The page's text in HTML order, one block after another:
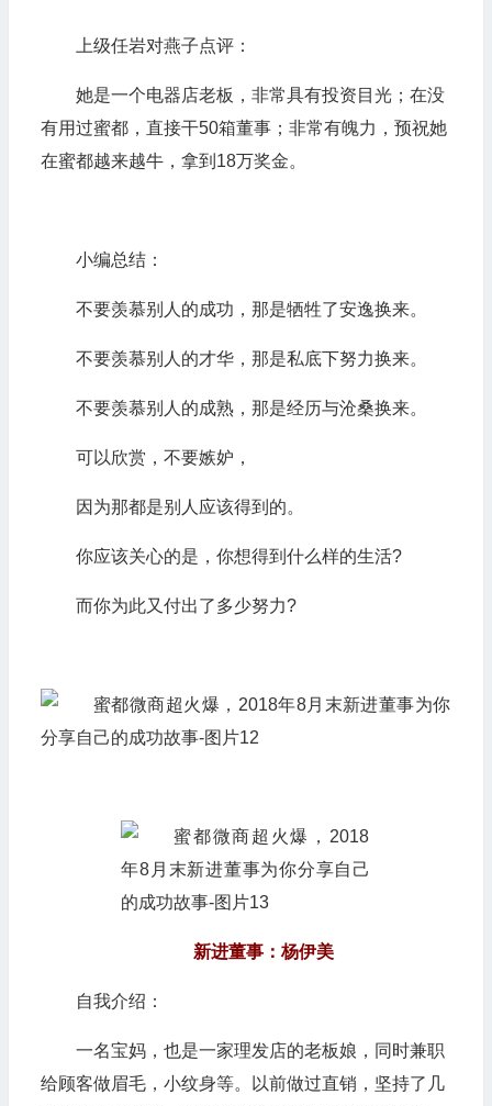
上级任岩对燕子点评：
她是一个电器店老板，非常具有投资目光；在没
有用过蜜都，直接干50箱董事；非常有魄力，预祝她
在蜜都越来越牛，拿到18万奖金。
小编总结：
不要羡慕别人的成功，那是牺牲了安逸换来。
不要羡慕别人的才华，那是私底下努力换来。
不要羡慕别人的成熟，那是经历与沧桑换来。
可以欣赏，不要嫉妒，
因为那都是别人应该得到的。
你应该关心的是，你想得到什么样的生活?
而你为此又付出了多少努力?
新进董事：杨伊美
自我介绍：
一名宝妈，也是一家理发店的老板娘，同时兼职
给顾客做眉毛，小纹身等。以前做过直销，坚持了几